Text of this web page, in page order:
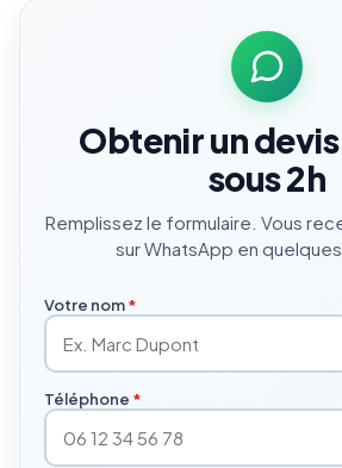
Obtenir un
sous 2h
Remplissez le formulaire. Vous
sur WhatsApp en quelques
Votre nom*
Téléphone *